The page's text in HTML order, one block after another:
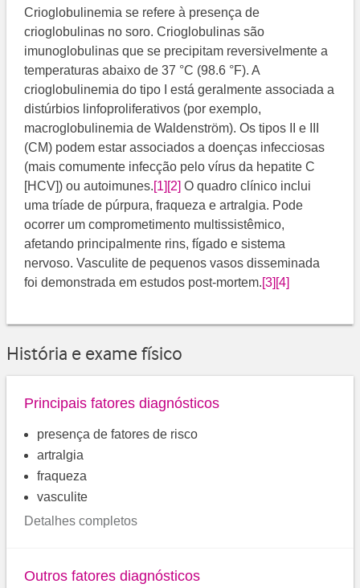
Crioglobulinemia se refere à presença de
crioglobulinas no soro. Crioglobulinas são
imunoglobulinas que se precipitam reversivelmente a
temperaturas abaixo de 37 °C (98.6 °F). A
crioglobulinemia do tipo I está geralmente associada a
distúrbios linfoproliferativos (por exemplo,
macroglobulinemia de Waldenström). Os tipos II e III
(CM) podem estar associados a doenças infecciosas
(mais comumente infecção pelo vírus da hepatite C
[HCV]) ou autoimunes.[1] [2] ​ O quadro clínico inclui
uma tríade de púrpura, fraqueza e artralgia. Pode
ocorrer um comprometimento multissistêmico,
afetando principalmente rins, fígado e sistema
nervoso. Vasculite de pequenos vasos disseminada
foi demonstrada em estudos post-mortem.[3] [4]
História e exame físico
Principais fatores diagnósticos
presença de fatores de risco
artralgia
fraqueza
vasculite
Detalhes completos
Outros fatores diagnósticos